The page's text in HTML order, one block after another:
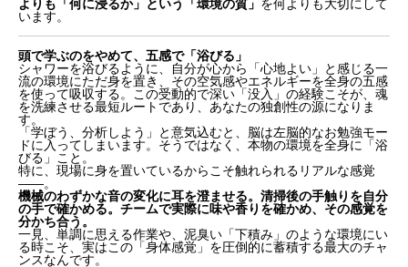
よりも「何に浸るか」という「環境の質」 を何よりも大切にして
います。
頭で学ぶのをやめて、五感で「浴びる」
シャワーを浴びるように、自分が心から「心地よい」と感じる一
流の環境にただ身を置き、その空気感やエネルギーを全身の五感
を使って吸収する。この受動的で深い「没入」の経験こそが、魂
を洗練させる最短ルートであり、あなたの独創性の源になりま
す。
「学ぼう、分析しよう」と意気込むと、脳は左脳的なお勉強モー
ドに入ってしまいます。そうではなく、本物の環境を全身に「浴
びる」こと。
特に、現場に身を置いているからこそ触れられるリアルな感覚
――。
機械のわずかな音の変化に耳を澄ませる。清掃後の手触りを自分
の手で確かめる。チームで実際に味や香りを確かめ、その感覚を
分かち合う。
一見、単調に思える作業や、泥臭い「下積み」のような環境にい
る時こそ、実はこの「身体感覚」を圧倒的に蓄積する最大のチャ
ンスなんです。